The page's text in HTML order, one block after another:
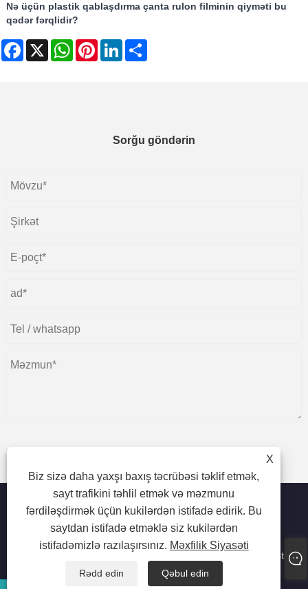
Nə üçün plastik qablaşdırma çanta rulon filminin qiyməti bu
qədər fərqlidir?
Facebook
X WhatsAppPinterestLinkedIn
Sorğu göndərin
X
Biz sizə daha yaxşı baxış təcrübəsi təklif etmək,
sayt trafikini təhlil etmək və məzmunu
fərdiləşdirmək üçün kukilərdən istifadə edirik. Bu
saytdan istifadə etməklə siz kukilərdən
istifadəmizlə razılaşırsınız. Məxfilik Siyasəti
Rədd edin
Qəbul edin
Müəlliflik hüququ © 2023 Dongguan beiente qablaşdırma
materialları Co., Ltd. - Qida üçün plastik torbalar, sənaye plastik
torbalar, laminatlı plastik torbalar - Bütün hüquqlar qorunur